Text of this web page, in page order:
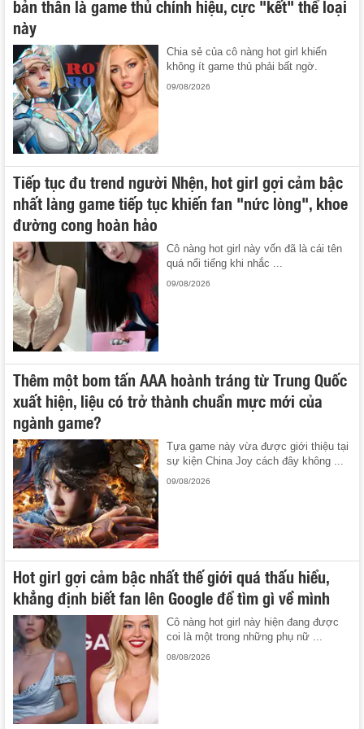
bản thân là game thủ chính hiệu, cực "kết" thể loại
này
Chia sẻ của cô nàng hot girl khiến
không ít game thủ phải bất ngờ.
09/08/2026
Tiếp tục đu trend người Nhện, hot girl gợi cảm bậc
nhất làng game tiếp tục khiến fan "nức lòng", khoe
đường cong hoàn hảo
Cô nàng hot girl này vốn đã là cái tên
quá nổi tiếng khi nhắc ...
09/08/2026
Thêm một bom tấn AAA hoành tráng từ Trung Quốc
xuất hiện, liệu có trở thành chuẩn mực mới của
ngành game?
Tựa game này vừa được giới thiệu tại
sự kiện China Joy cách đây không ...
09/08/2026
Hot girl gợi cảm bậc nhất thế giới quá thấu hiểu,
khẳng định biết fan lên Google để tìm gì về mình
Cô nàng hot girl này hiện đang được
coi là một trong những phụ nữ ...
08/08/2026